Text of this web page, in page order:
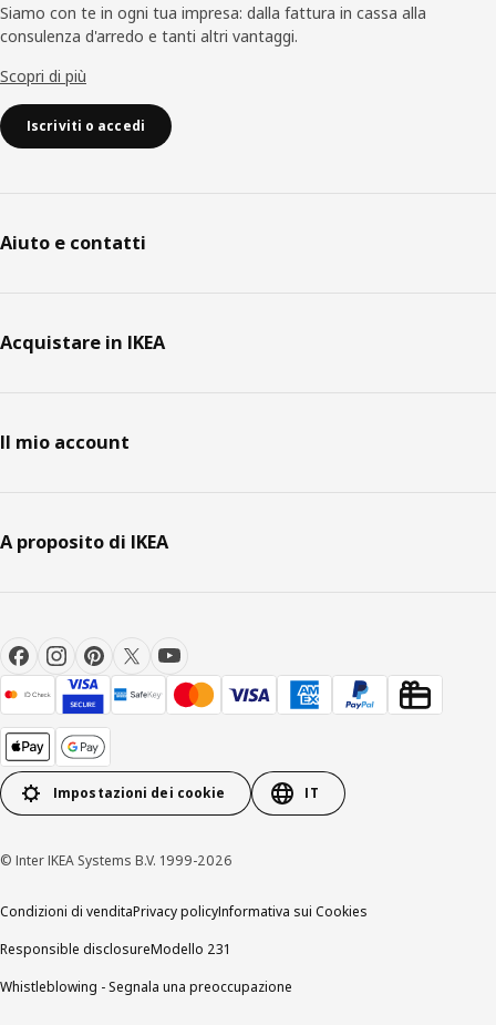
Siamo con te in ogni tua impresa: dalla fattura in cassa alla
consulenza d'arredo e tanti altri vantaggi.
Scopri di più
Iscriviti o accedi
Aiuto e contatti
Acquistare in IKEA
Il mio account
A proposito di IKEA
Impostazioni dei cookie IT
© Inter IKEA Systems B.V. 1999-2026
Condizioni di venditaPrivacy policyInformativa sui Cookies
Responsible disclosureModello 231
Whistleblowing - Segnala una preoccupazione